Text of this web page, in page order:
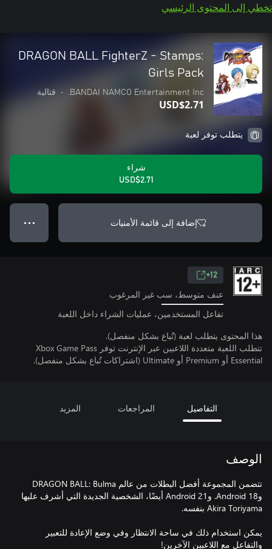
تخطي إلى المحتوى الرئيسي
DRAGON BALL FighterZ - Stamps:
Girls Pack
BANDAI NAMCO Entertainment Inc.
• قتالية
USD$2.71
يتطلب توفر لعبة
شراء
USD$2.71
إضافة إلى قائمة الأمنيات ● ● ●
12+
عنف متوسط، سب غير المرغوب
تفاعل المستخدمين، عمليات الشراء داخل اللعبة
هذا المحتوى يتطلب لعبة (تُباع بشكل منفصل).
تتطلب اللعبة متعددة اللاعبين عبر الإنترنت توفر Xbox Game Pass
Essential أو Premium أو Ultimate (اشتراكات تُباع بشكل منفصل).
التفاصيل المراجعات المزيد
الوصف
تتضمن المجموعة أفضل البطلات من عالم DRAGON BALL: Bulma
وAndroid 18. وAndroid 21 أيضًا، الشخصية الجديدة التي أشرف عليها
يمكن استخدام ذلك في ساحة الانتظار وفي وضع الإعادة للتعبير